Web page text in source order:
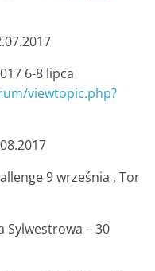
6-8 lipca
viewtopic.php?
9 września , Tor
Sylwestrowa – 30